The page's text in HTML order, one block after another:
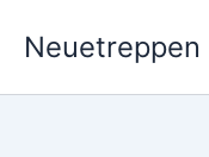
InhaltNeuetreppen